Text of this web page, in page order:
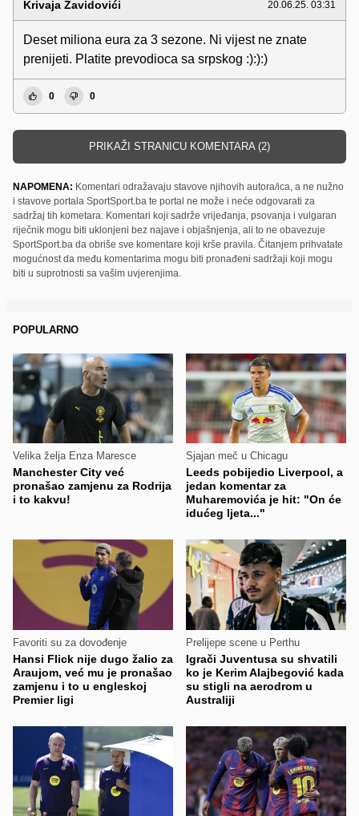
Krivaja Zavidovići 20.06.25. 03:31
Deset miliona eura za 3 sezone. Ni vijest ne znate
prenijeti. Platite prevodioca sa srpskog :):):)
0 0
PRIKAŽI STRANICU KOMENTARA (2)
NAPOMENA: Komentari odražavaju stavove njihovih autora/ica, a ne nužno
i stavove portala SportSport.ba te portal ne može i neće odgovarati za
sadržaj tih kometara. Komentari koji sadrže vrijeđanja, psovanja i vulgaran
riječnik mogu biti uklonjeni bez najave i objašnjenja, ali to ne obavezuje
SportSport.ba da obriše sve komentare koji krše pravila. Čitanjem prihvatate
mogućnost da među komentarima mogu biti pronađeni sadržaji koji mogu
biti u suprotnosti sa vašim uvjerenjima.
POPULARNO
Velika želja Enza Maresce
Manchester City već
pronašao zamjenu za Rodrija
i to kakvu!
Sjajan meč u Chicagu
Leeds pobijedio Liverpool, a
jedan komentar za
Muharemovića je hit: "On će
idućeg ljeta..."
Favoriti su za dovođenje
Hansi Flick nije dugo žalio za
Araujom, već mu je pronašao
zamjenu i to u engleskoj
Premier ligi
Prelijepe scene u Perthu
Igrači Juventusa su shvatili
ko je Kerim Alajbegović kada
su stigli na aerodrom u
Australiji